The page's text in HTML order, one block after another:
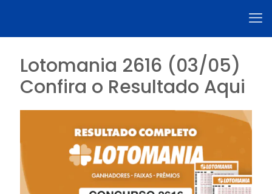
Lotomania 2616 (03/05)
Confira o Resultado Aqui